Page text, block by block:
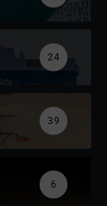
24
39
6